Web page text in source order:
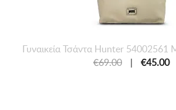
Γυναικεία Τσάντα Hunter 54002561
€69.00
| €45.00